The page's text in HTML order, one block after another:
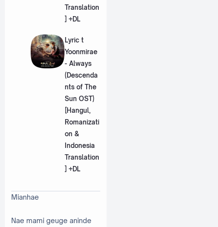
Translation
] +DL
Lyric t
Yoonmirae
- Always
(Descenda
nts of The
Sun OST)
[Hangul,
Romanizati
on &
Indonesia
Translation
] +DL
Mianhae
Nae mami geuge aninde